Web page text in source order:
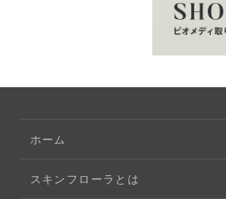
ホーム
スキンフローラとは